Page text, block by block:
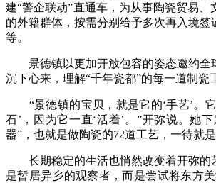
建“警企联动”直通车，为从事陶瓷贸易、
的外籍群体，按需分别给予多次再入境签
等。
景德镇以更加开放包容的姿态邀约全
沉下心来，理解“千年瓷都”的每一道制瓷
“景德镇的宝贝，就是它的‘手艺’。它
石’，因为它一直‘活着’。”开弥说。她
器”，也就是做陶瓷的72道工艺，一待就是
长期稳定的生活也悄然改变着开弥的
是暂居异乡的观察者，而是尝试将东方